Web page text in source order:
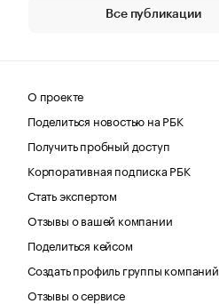
Все публикации
О проекте
Поделиться новостью на РБК
Получить пробный доступ
Корпоративная подписка РБК
Стать экспертом
Отзывы о вашей компании
Поделиться кейсом
Создать профиль группы компаний
Отзывы о сервисе